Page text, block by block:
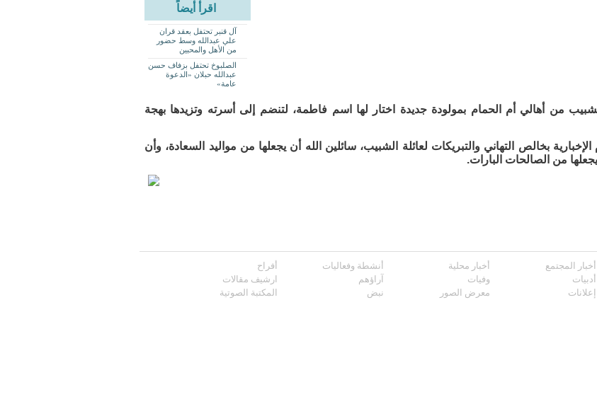
اقرأ أيضاً
آل قنبر تحتفل بعقد قران
علي عبدالله وسط حضور
من الأهل والمحبين
الصلبوخ تحتفل بزفاف حسن
عبدالله حبلان «الدعوة
عامة»
من أهالي أم الحمام بمولودة جديدة اختار لها اسم فاطمة، لتنضم إلى أسرته وتزيدها بهجة
بخالص التهاني والتبريكات لعائلة الشبيب، سائلين الله أن يجعلها من مواليد السعادة، وأن
من الصالحات البارات.
أخبار المجتمع أخبار محلية أنشطة وفعاليات
أفراح
أدبيات وفيات آراؤهم
ارشيف مقالات
إعلانات معرض الصور نبض
المكتبة الصوتية